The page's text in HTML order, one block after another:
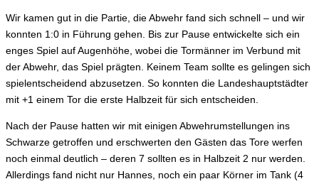
Wir kamen gut in die Partie, die Abwehr fand sich schnell – und wir
konnten 1:0 in Führung gehen. Bis zur Pause entwickelte sich ein
enges Spiel auf Augenhöhe, wobei die Tormänner im Verbund mit
der Abwehr, das Spiel prägten. Keinem Team sollte es gelingen sich
spielentscheidend abzusetzen. So konnten die Landeshauptstädter
mit +1 einem Tor die erste Halbzeit für sich entscheiden.
Nach der Pause hatten wir mit einigen Abwehrumstellungen ins
Schwarze getroffen und erschwerten den Gästen das Tore werfen
noch einmal deutlich – deren 7 sollten es in Halbzeit 2 nur werden.
Allerdings fand nicht nur Hannes, noch ein paar Körner im Tank (4